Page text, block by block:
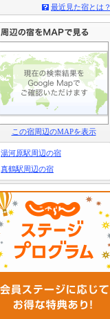
最近見た宿とは？
この宿周辺のMAPを表示
湯河原駅周辺の宿
真鶴駅周辺の宿